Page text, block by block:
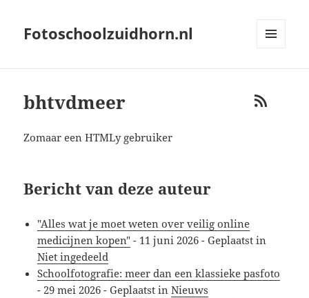
Fotoschoolzuidhorn.nl
RSS
bhtvdmeer
Zomaar een HTMLy gebruiker
Bericht van deze auteur
"Alles wat je moet weten over veilig online
medicijnen kopen" - 11 juni 2026 - Geplaatst in
Niet ingedeeld
Schoolfotografie: meer dan een klassieke pasfoto
-29 mei 2026 - Geplaatst inNieuws